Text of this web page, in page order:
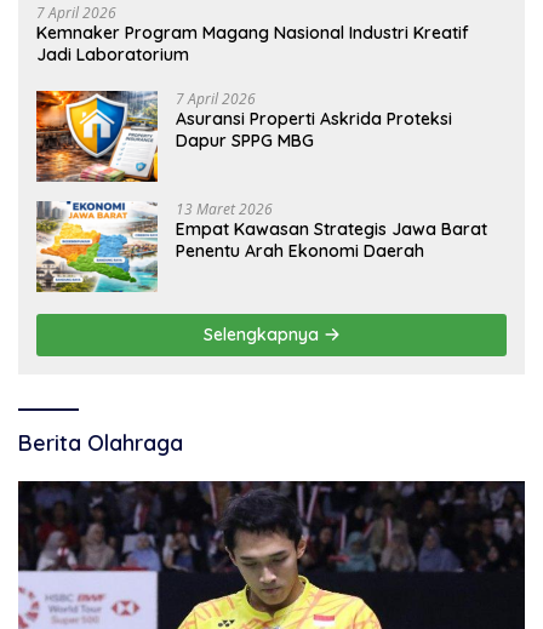
7 April 2026
Kemnaker Program Magang Nasional Industri Kreatif
Jadi Laboratorium
7 April 2026
Asuransi Properti Askrida Proteksi
Dapur SPPG MBG
13 Maret 2026
Empat Kawasan Strategis Jawa Barat
Penentu Arah Ekonomi Daerah
Selengkapnya
Berita Olahraga